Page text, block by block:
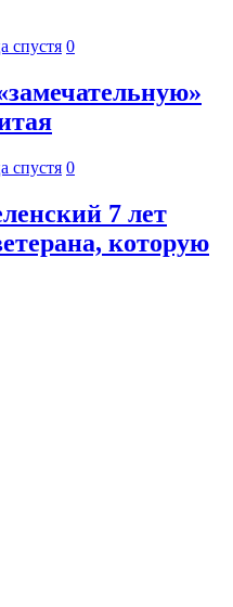
спустя 0
спустя 0
7 лет
которую